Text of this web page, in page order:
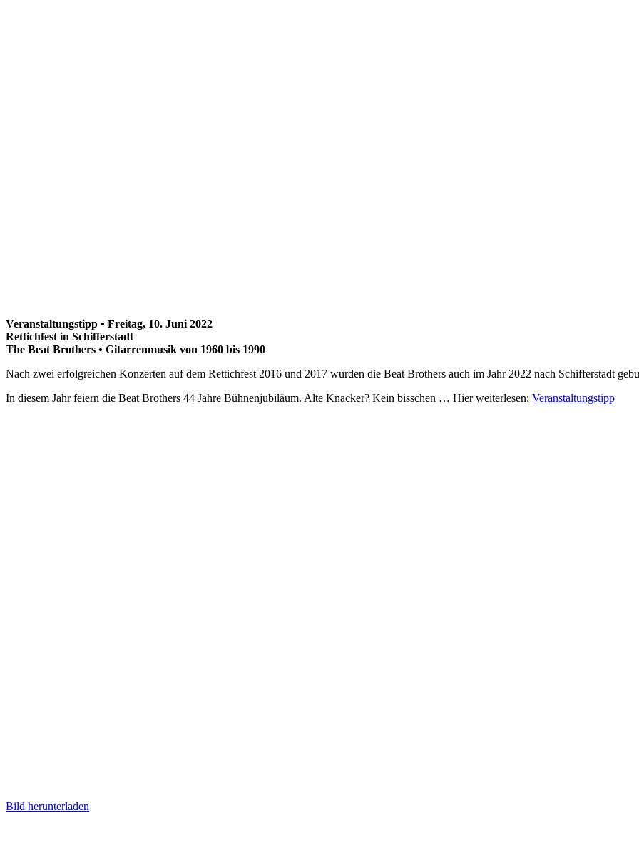
Veranstaltungstipp • Freitag, 10. Juni 2022
Rettichfest in Schifferstadt
The Beat Brothers • Gitarrenmusik von 1960 bis 1990
Nach zwei erfolgreichen Konzerten auf dem Rettichfest 2016 und 2017 wurden die Beat Brothers auch im Jahr 2022 nach Schifferstadt
In diesem Jahr feiern die Beat Brothers 44 Jahre Bühnenjubiläum. Alte Knacker? Kein bisschen … Hier weiterlesen: Veranstaltungstipp
Bild herunterladen